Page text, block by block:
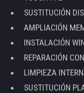
SUSTITUCIÓN
AMPLIACIÓN
INSTALACIÓN
REPARACIÓN
LIMPIEZA
SUSTITUCIÓN